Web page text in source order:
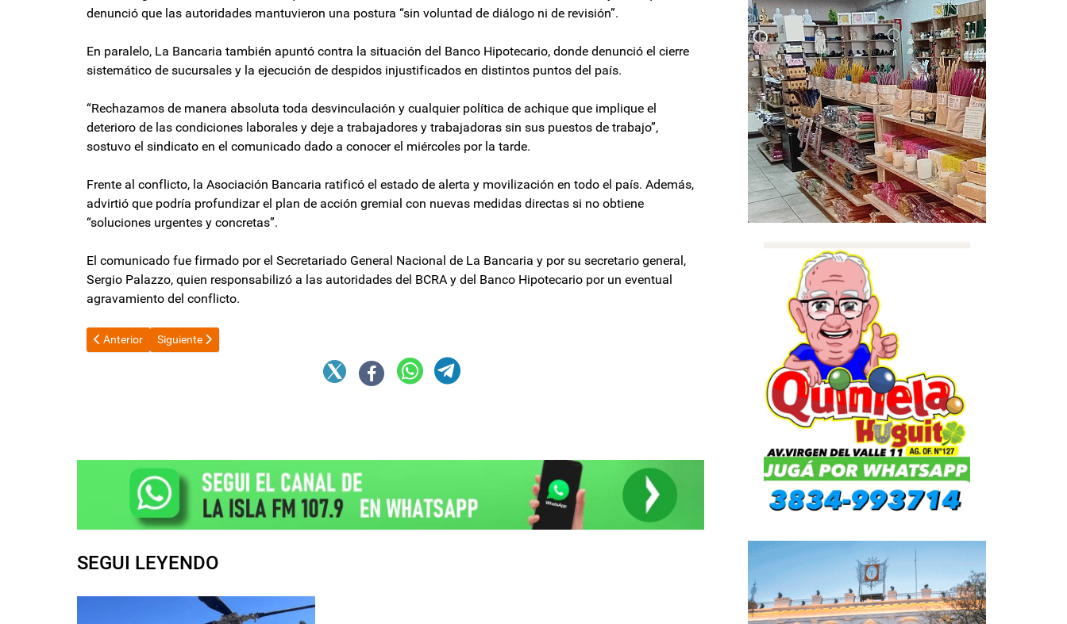
denunció que las autoridades mantuvieron una postura “sin voluntad de diálogo ni de revisión”.
En paralelo, La Bancaria también apuntó contra la situación del Banco Hipotecario, donde denunció el cierre
sistemático de sucursales y la ejecución de despidos injustificados en distintos puntos del país.
“Rechazamos de manera absoluta toda desvinculación y cualquier política de achique que implique el
deterioro de las condiciones laborales y deje a trabajadores y trabajadoras sin sus puestos de trabajo”,
sostuvo el sindicato en el comunicado dado a conocer el miércoles por la tarde.
Frente al conflicto, la Asociación Bancaria ratificó el estado de alerta y movilización en todo el país. Además,
advirtió que podría profundizar el plan de acción gremial con nuevas medidas directas si no obtiene
“soluciones urgentes y concretas”.
El comunicado fue firmado por el Secretariado General Nacional de La Bancaria y por su secretario general,
Sergio Palazzo, quien responsabilizó a las autoridades del BCRA y del Banco Hipotecario por un eventual
agravamiento del conflicto.
Artículo anterior: La Cámara concedió un recurso del Gobierno y suspendió una cautelar sobre financiamiento universitario
Anterior Artículo siguiente: Bancarios realizarán medidas de fuerza el miércoles 13 de mayo
Siguiente
SEGUI LEYENDO